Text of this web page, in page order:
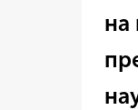
на